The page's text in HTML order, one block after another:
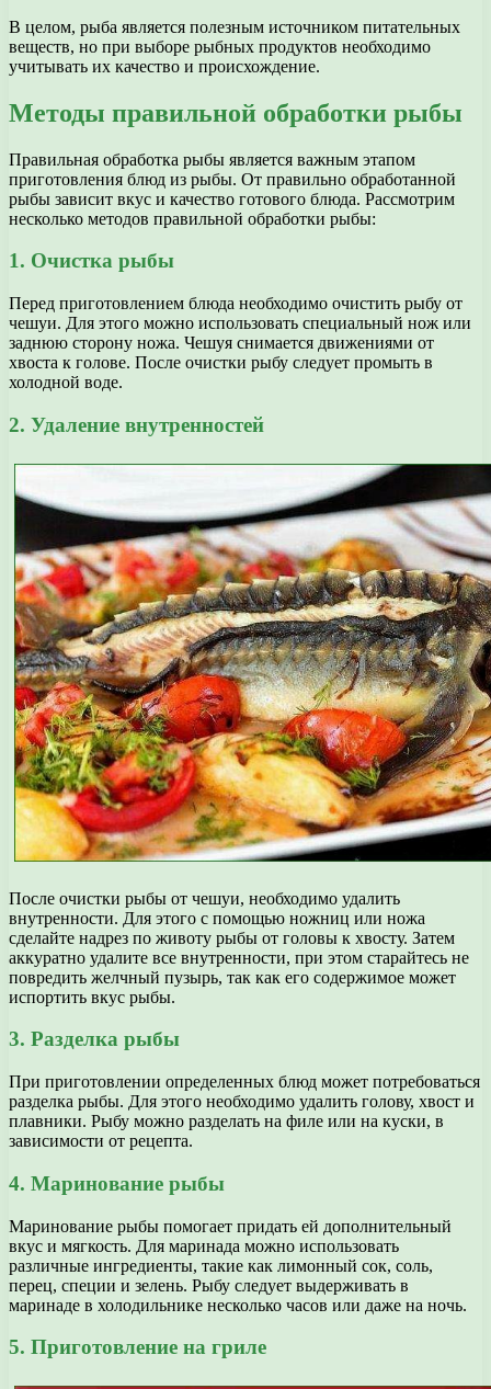
В целом, рыба является полезным источником питательных
веществ, но при выборе рыбных продуктов необходимо
учитывать их качество и происхождение.
Методы правильной обработки рыбы
Правильная обработка рыбы является важным этапом
приготовления блюд из рыбы. От правильно обработанной
рыбы зависит вкус и качество готового блюда. Рассмотрим
несколько методов правильной обработки рыбы:
1. Очистка рыбы
Перед приготовлением блюда необходимо очистить рыбу от
чешуи. Для этого можно использовать специальный нож или
заднюю сторону ножа. Чешуя снимается движениями от
хвоста к голове. После очистки рыбу следует промыть в
холодной воде.
2. Удаление внутренностей
После очистки рыбы от чешуи, необходимо удалить
внутренности. Для этого с помощью ножниц или ножа
сделайте надрез по животу рыбы от головы к хвосту. Затем
аккуратно удалите все внутренности, при этом старайтесь не
повредить желчный пузырь, так как его содержимое может
испортить вкус рыбы.
3. Разделка рыбы
При приготовлении определенных блюд может потребоваться
разделка рыбы. Для этого необходимо удалить голову, хвост и
плавники. Рыбу можно разделать на филе или на куски, в
зависимости от рецепта.
4. Маринование рыбы
Маринование рыбы помогает придать ей дополнительный
вкус и мягкость. Для маринада можно использовать
различные ингредиенты, такие как лимонный сок, соль,
перец, специи и зелень. Рыбу следует выдерживать в
маринаде в холодильнике несколько часов или даже на ночь.
5. Приготовление на гриле